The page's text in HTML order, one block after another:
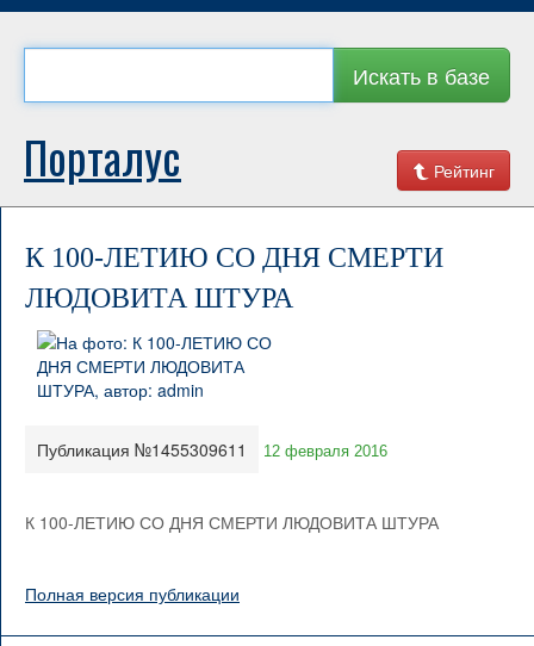
Искать в базе
Рейтинг
Порталус
К 100-ЛЕТИЮ СО ДНЯ СМЕРТИ
ЛЮДОВИТА ШТУРА
Публикация №1455309611 12 февраля 2016
К 100-ЛЕТИЮ СО ДНЯ СМЕРТИ ЛЮДОВИТА ШТУРА
Полная версия публикации